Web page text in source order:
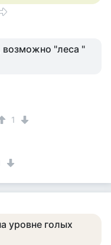
"леса "
1
уровне голых